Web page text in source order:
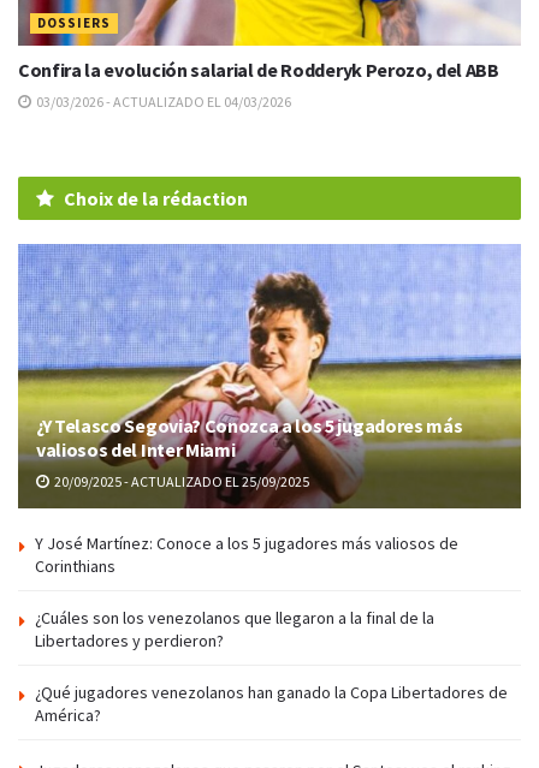
DOSSIERS
Confira la evolución salarial de Rodderyk Perozo, del ABB
03/03/2026 - ACTUALIZADO EL 04/03/2026
Choix de la rédaction
¿Y Telasco Segovia? Conozca a los 5 jugadores más
valiosos del Inter Miami
20/09/2025 - ACTUALIZADO EL 25/09/2025
Y José Martínez: Conoce a los 5 jugadores más valiosos de
Corinthians
¿Cuáles son los venezolanos que llegaron a la final de la
Libertadores y perdieron?
¿Qué jugadores venezolanos han ganado la Copa Libertadores de
América?